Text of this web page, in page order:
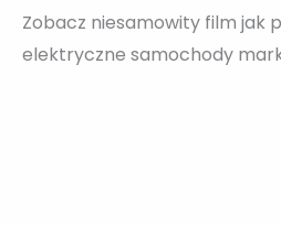
Zobacz niesamowity film jak
elektryczne samochody